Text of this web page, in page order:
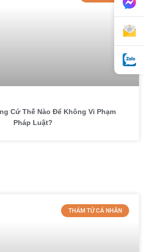
Cứ Thế Nào Để Không Vi Phạm
Pháp Luật?
THÁM TỬ CÁ NHÂN